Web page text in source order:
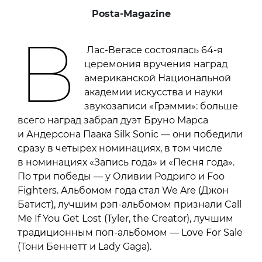
Posta-Magazine
В
Лас-Вегасе состоялась 64-я
церемония вручения наград
американской Национальной
академии искусства и науки
звукозаписи «Грэмми»: больше
всего наград забрал дуэт Бруно Марса
и Андерсона Паака Silk Sonic — они победили
сразу в четырех номинациях, в том числе
в номинациях «Запись года» и «Песня года».
По три победы — у Оливии Родриго и Foo
Fighters. Альбомом года стал We Are (Джон
Батист), лучшим рэп-альбомом признали Call
Me If You Get Lost (Tyler, the Creator), лучшим
традиционным поп-альбомом — Love For Sale
(Тони Беннетт и Lady Gaga).